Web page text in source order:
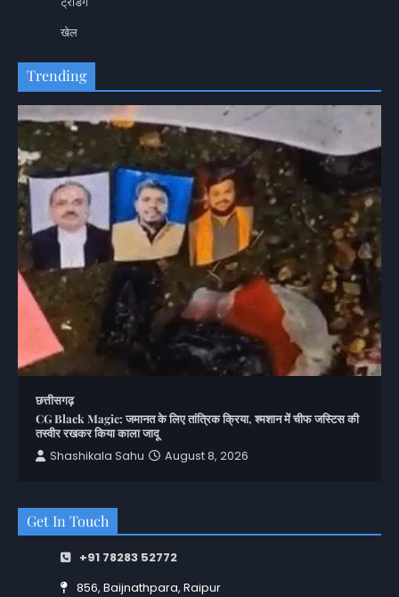
खेल
Trending
छत्तीसगढ़
CG Black Magic: जमानत के लिए तांत्रिक क्रिया, श्मशान में चीफ जस्टिस की
तस्वीर रखकर किया काला जादू
Shashikala Sahu
August 8, 2026
Get In Touch
+91 78283 52772
856, Baijnathpara, Raipur